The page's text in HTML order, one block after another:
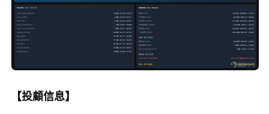
【投顧信息】